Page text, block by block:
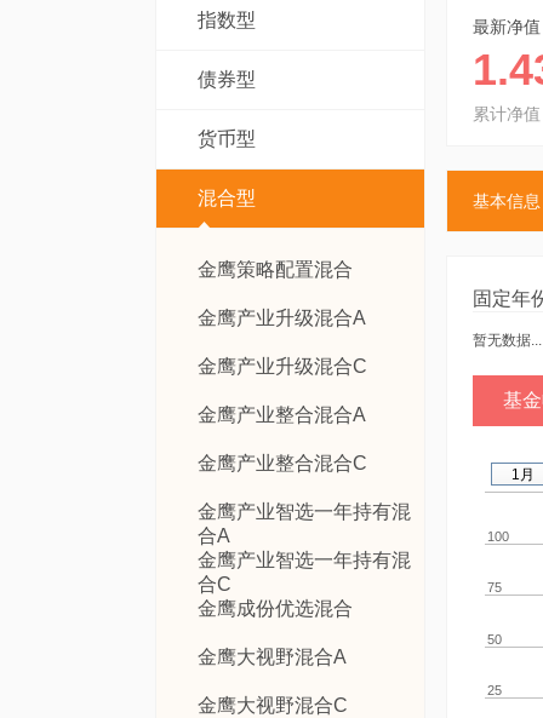
指数型
债券型
货币型
混合型
金鹰策略配置混合
金鹰产业升级混合A
金鹰产业升级混合C
金鹰产业整合混合A
金鹰产业整合混合C
金鹰产业智选一年持有混
合A
金鹰产业智选一年持有混
合C
金鹰成份优选混合
金鹰大视野混合A
金鹰大视野混合C
最新净值
累计净值
基本信息
固定年
暂无数据...
基
25
50
75
100
1月